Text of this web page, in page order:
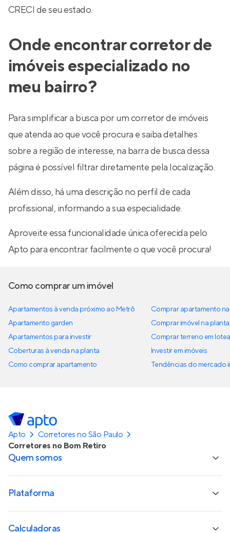
CRECI de seu estado.
Onde encontrar corretor de
imóveis especializado no
meu bairro?
Para simplificar a busca por um corretor de imóveis
que atenda ao que você procura e saiba detalhes
sobre a região de interesse, na barra de busca dessa
página é possível filtrar diretamente pela localização.
Além disso, há uma descrição no perfil de cada
profissional, informando a sua especialidade.
Aproveite essa funcionalidade única oferecida pelo
Apto para encontrar facilmente o que você procura!
Como comprar um imóvel
Apartamentos à venda próximo ao Metrô
Apartamento garden
Apartamentos para investir
Coberturas à venda na planta
Como comprar apartamento
Comprar apartamento
Comprar imóvel na planta
Comprar terreno em
Investir em imóveis
Tendências do mercado
Apto
Corretores no São Paulo
Corretores no Bom Retiro
Quem somos
Plataforma
Calculadoras